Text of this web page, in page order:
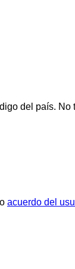
del país. No
acuerdo del